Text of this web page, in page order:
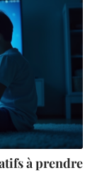
à prendre